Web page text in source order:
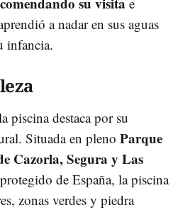
a nadar en sus aguas
infancia.
piscina destaca por su
Situada en pleno Parque
Cazorla, Segura y Las
de España, la piscina
zonas verdes y piedra